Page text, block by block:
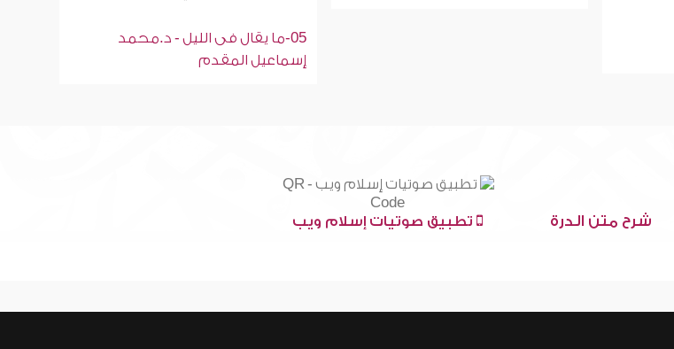
05-ما يقال فى الليل - د.محمد
إسماعيل المقدم
شرح متن الدرة تطبيق صوتيات إسلام ويب